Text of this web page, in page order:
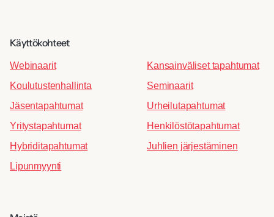
Käyttökohteet
Webinaarit
Koulutustenhallinta
Jäsentapahtumat
Yritystapahtumat
Hybriditapahtumat
Lipunmyynti
Kansainväliset tapahtumat
Seminaarit
Urheilutapahtumat
Henkilöstötapahtumat
Juhlien järjestäminen